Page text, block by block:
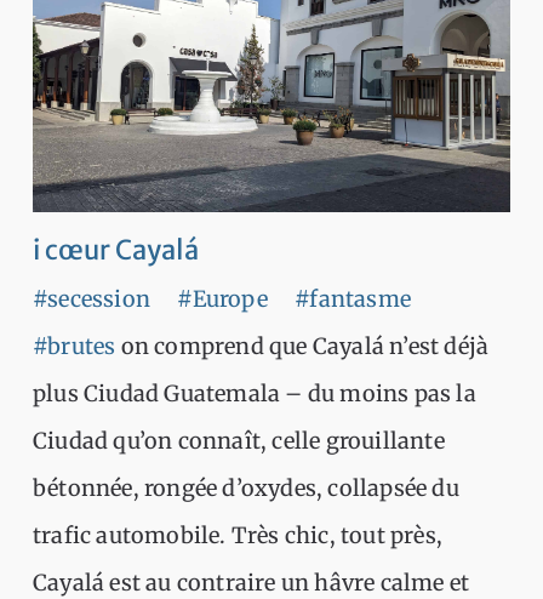
i cœur Cayalá
#secession #Europe
#fantasme
#brutes on comprend que Cayalá n’est déjà
plus Ciudad Guatemala – du moins pas la
Ciudad qu’on connaît, celle grouillante
bétonnée, rongée d’oxydes, collapsée du
trafic automobile. Très chic, tout près,
Cayalá est au contraire un hâvre calme et